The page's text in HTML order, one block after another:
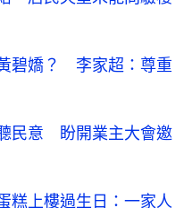
碧嬌？ 李家超：尊重
民意 盼開業主大會邀
糕上樓過生日：一家人